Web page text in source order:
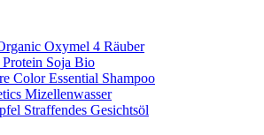
Oxymel 4 Räuber
Protein Soja Bio
Color Essential Shampoo
Mizellenwasser
Straffendes Gesichtsöl